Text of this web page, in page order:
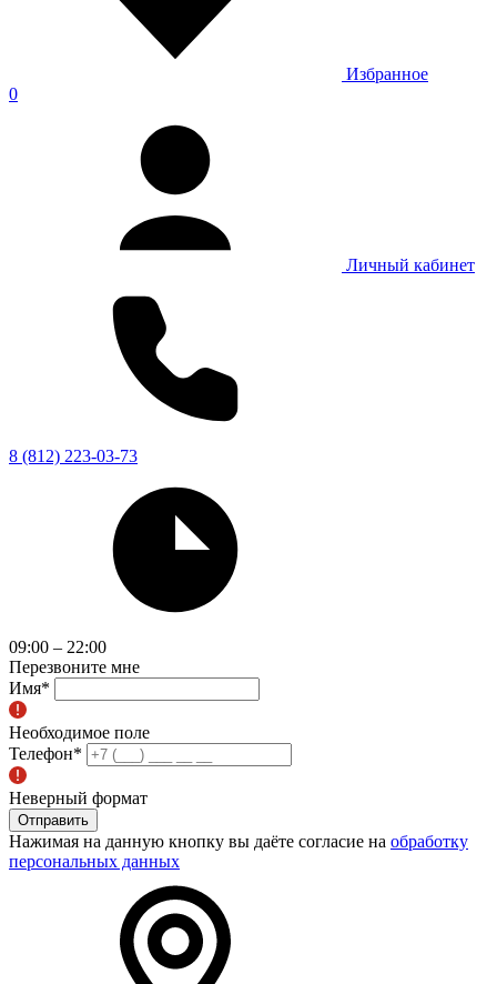
Избранное
0
Личный кабинет
8 (812) 223-03-73
09:00 – 22:00
Перезвоните мне
Имя*
Необходимое поле
Телефон*
Неверный формат
Отправить
Нажимая на данную кнопку вы даёте согласие на обработку
персональных данных